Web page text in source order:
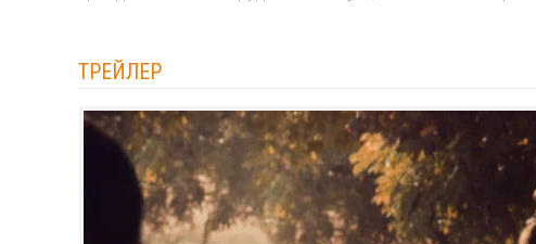
ТРЕЙЛЕР